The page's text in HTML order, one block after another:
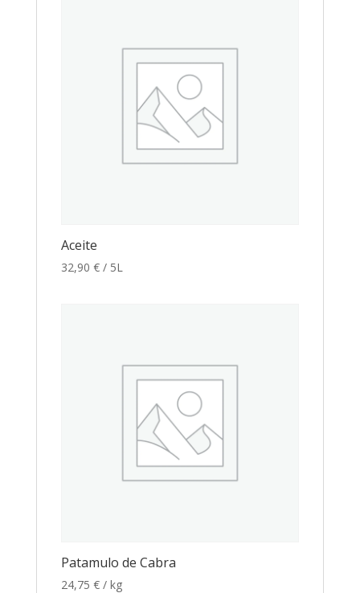
Aceite
32,90 € / 5L
Patamulo de Cabra
24,75 € / kg